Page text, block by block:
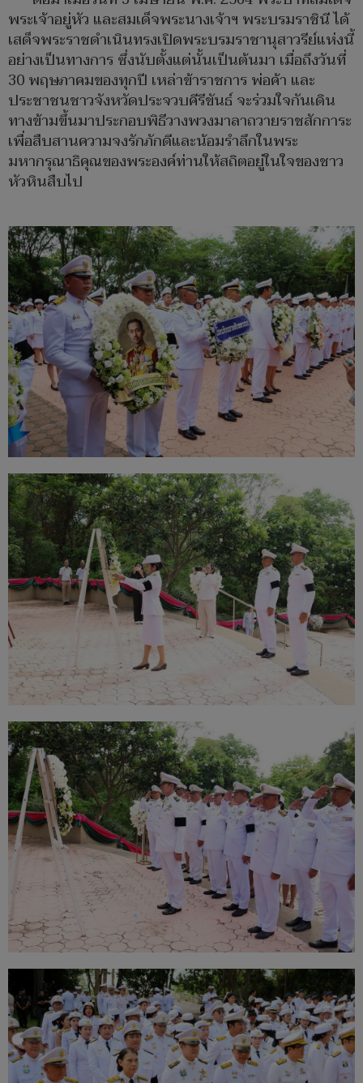
พระเจ้าอยู่หัว และสมเด็จพระนางเจ้าฯ พระบรมราชินี ได้
เสด็จพระราชดำเนินทรงเปิดพระบรมราชานุสาวรีย์แห่งนี้
อย่างเป็นทางการ ซึ่งนับตั้งแต่นั้นเป็นต้นมา เมื่อถึงวันที่
30 พฤษภาคมของทุกปี เหล่าข้าราชการ พ่อค้า และ
ประชาชนชาวจังหวัดประจวบคีรีขันธ์ จะร่วมใจกันเดิน
ทางข้ามขึ้นมาประกอบพิธีวางพวงมาลาถวายราชสักการะ
เพื่อสืบสานความจงรักภักดีและน้อมรำลึกในพระ
มหากรุณาธิคุณของพระองค์ท่านให้สถิตอยู่ในใจของชาว
หัวหินสืบไป